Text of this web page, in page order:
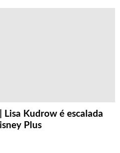
Lisa Kudrow é escalada
Plus